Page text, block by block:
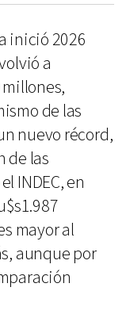
inició 2026
a
de las
nuevo récord,
de las
INDEC, en
mayor al
aunque por